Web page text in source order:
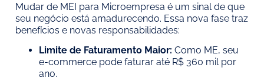
Mudar de MEI para Microempresa é um sinal de que
seu negócio está amadurecendo. Essa nova fase traz
benefícios e novas responsabilidades:
Limite de Faturamento Maior: Como ME, seu
e-commerce pode faturar até R$ 360 mil por
ano.